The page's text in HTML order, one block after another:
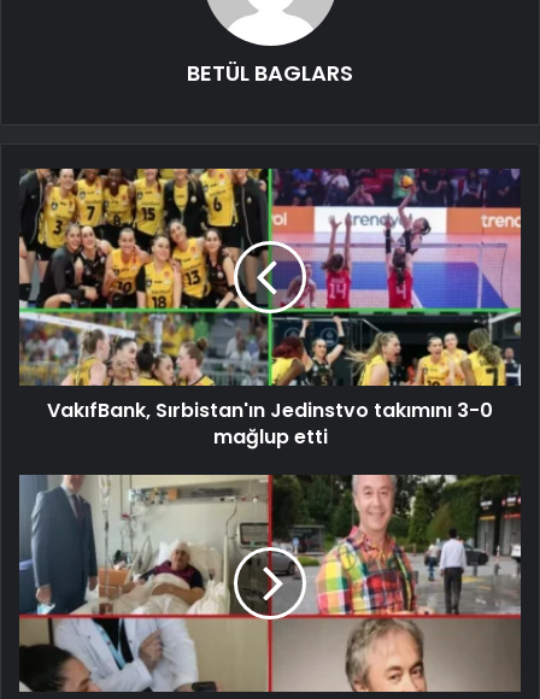
BETÜL BAGLARS
VakıfBank, Sırbistan'ın Jedinstvo takımını 3-0
mağlup etti